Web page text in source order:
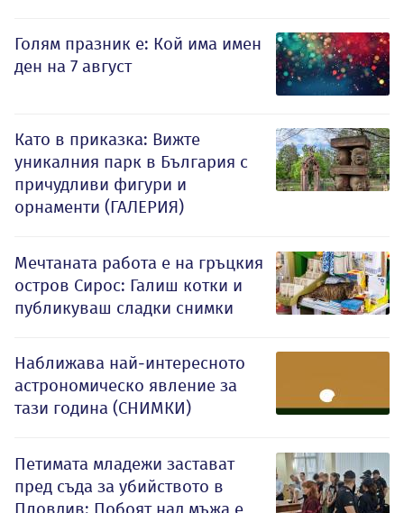
Голям празник е: Кой има имен
ден на 7 август
Като в приказка: Вижте
уникалния парк в България с
причудливи фигури и
орнаменти (ГАЛЕРИЯ)
Мечтаната работа е на гръцкия
остров Сирос: Галиш котки и
публикуваш сладки снимки
Наближава най-интересното
астрономическо явление за
тази година (СНИМКИ)
Петимата младежи застават
пред съда за убийството в